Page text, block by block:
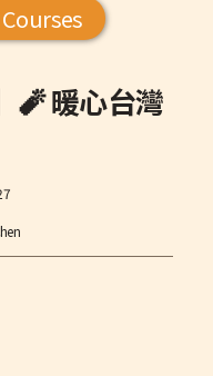
🧨 暖心台灣